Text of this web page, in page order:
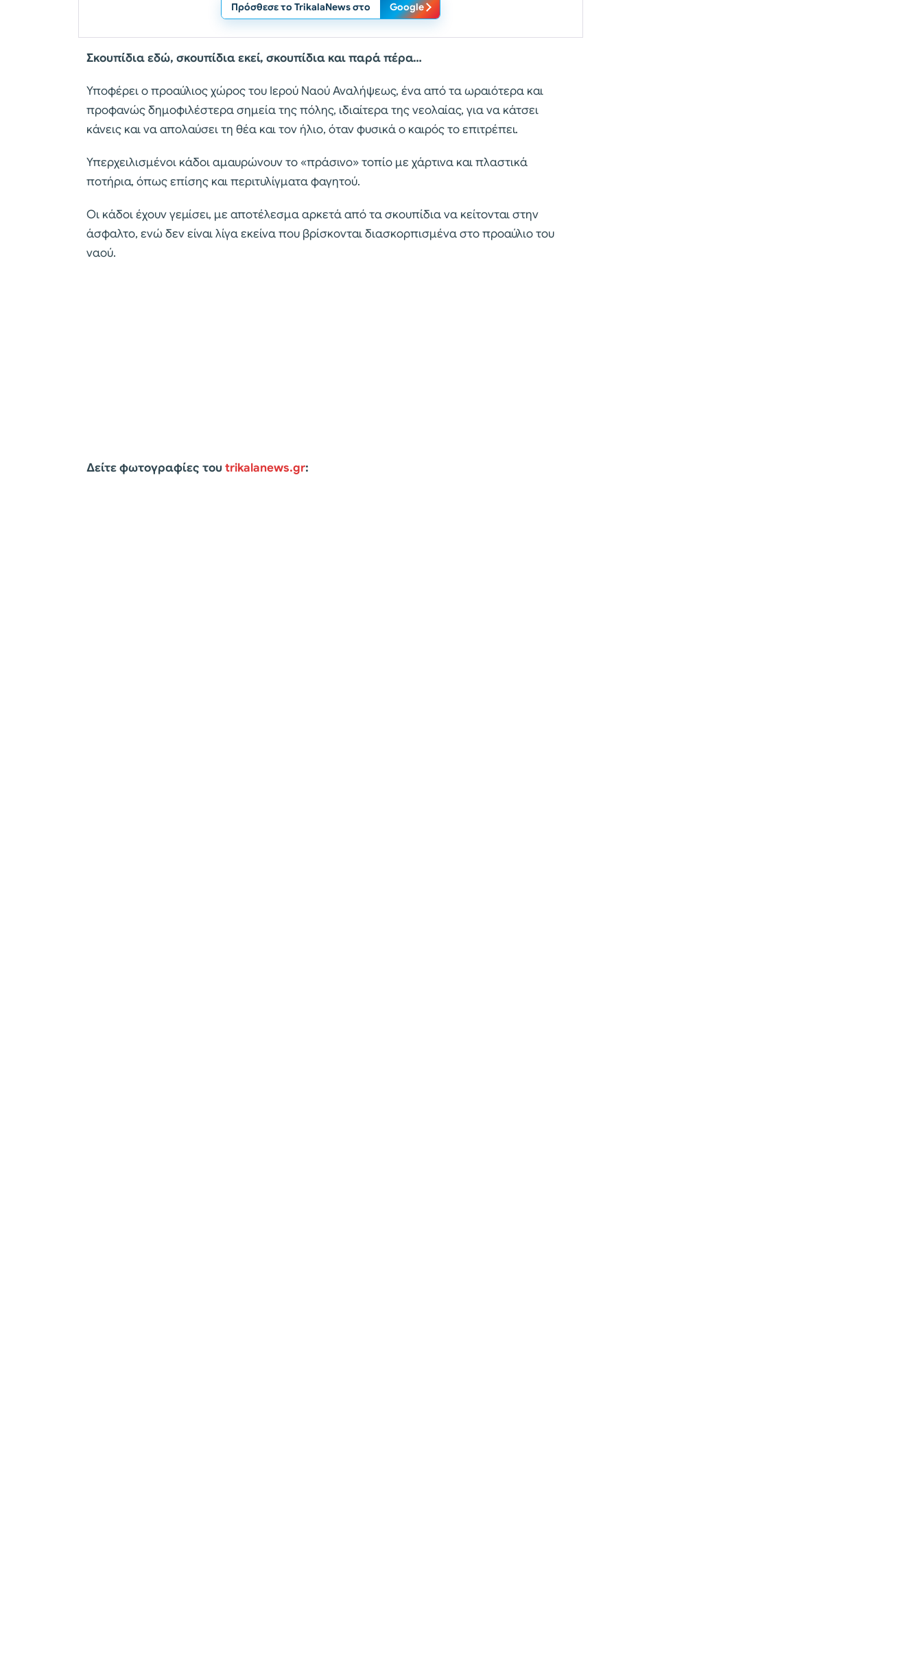
Πρόσθεσε το TrikalaNews στο Google
Σκουπίδια εδώ, σκουπίδια εκεί, σκουπίδια και παρά πέρα…
Υποφέρει ο προαύλιος χώρος του Ιερού Ναού Αναλήψεως, ένα από τα ωραιότερα και
προφανώς δημοφιλέστερα σημεία της πόλης, ιδιαίτερα της νεολαίας, για να κάτσει
κάνεις και να απολαύσει τη θέα και τον ήλιο, όταν φυσικά ο καιρός το επιτρέπει.
Υπερχειλισμένοι κάδοι αμαυρώνουν το «πράσινο» τοπίο με χάρτινα και πλαστικά
ποτήρια, όπως επίσης και περιτυλίγματα φαγητού.
Οι κάδοι έχουν γεμίσει, με αποτέλεσμα αρκετά από τα σκουπίδια να κείτονται στην
άσφαλτο, ενώ δεν είναι λίγα εκείνα που βρίσκονται διασκορπισμένα στο προαύλιο του
ναού.
Δείτε φωτογραφίες του trikalanews.gr: